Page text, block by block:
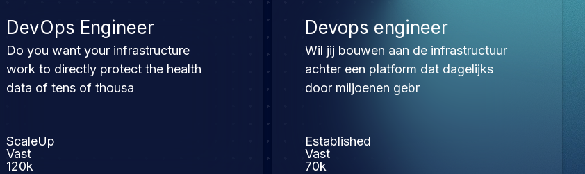
DevOps Engineer
Do you want your infrastructure
work to directly protect the health
data of tens of thousa
ScaleUp
Vast
120k
Devops engineer
Wil jij bouwen aan de infrastructuur
achter een platform dat dagelijks
door miljoenen gebr
Established
Vast
70k